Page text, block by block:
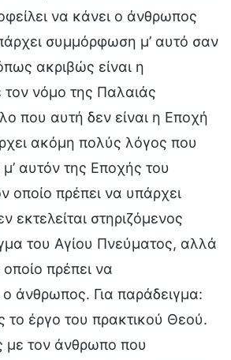
να κάνει ο άνθρωπος
συμμόρφωση μ’ αυτό σαν
ακριβώς είναι η
νόμο της Παλαιάς
που αυτή δεν είναι η Εποχή
ακόμη πολύς λόγος που
μ’ αυτόν της Εποχής του
οποίο πρέπει να υπάρχει
εκτελείται στηριζόμενος
του Αγίου Πνεύματος, αλλά
οποίο πρέπει να
άνθρωπος. Για παράδειγμα:
το έργο του πρακτικού Θεού.
με τον άνθρωπο που